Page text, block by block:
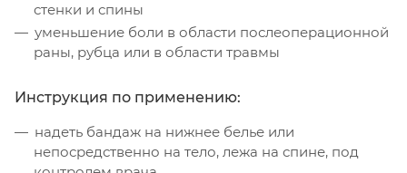
стенки и спины
уменьшение боли в области послеоперационной
раны, рубца или в области травмы
Инструкция по применению:
надеть бандаж на нижнее белье или
непосредственно на тело, лежа на спине, под